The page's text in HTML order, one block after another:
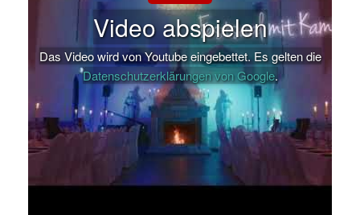
Video abspielen
Das Video wird von Youtube eingebettet. Es gelten die
Datenschutzerklärungen von Google.